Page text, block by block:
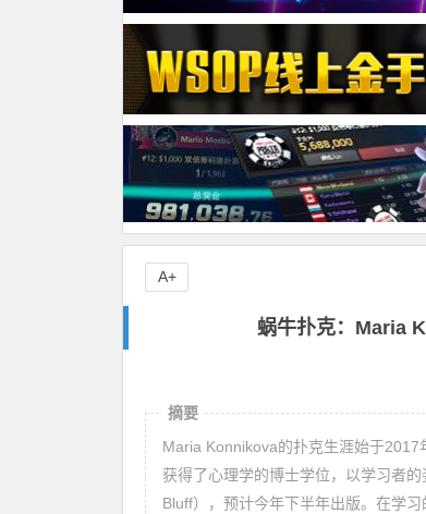
蜗牛扑克：Maria
摘要
Maria Konnikova的扑克生涯始于
获得了心理学的博士学位，以学习者
Bluff），预计今年下半年出版。在学
A+